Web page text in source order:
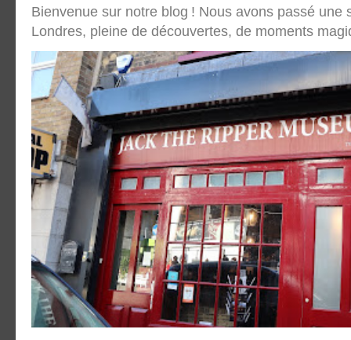
Bienvenue sur notre blog ! Nous avons passé une
Londres, pleine de découvertes, de moments